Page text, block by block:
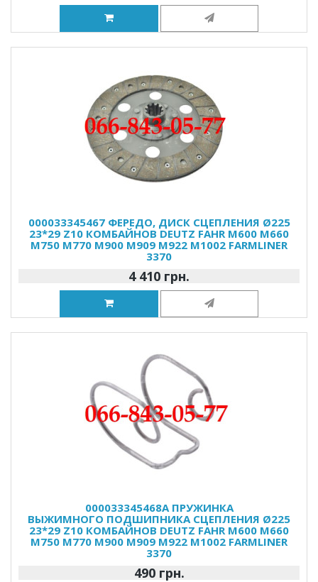
000033345467 ФЕРЕДО, ДИСК СЦЕПЛЕНИЯ Ø225
23*29 Z10 КОМБАЙНОВ DEUTZ FAHR M600 M660
M750 M770 M900 M909 M922 M1002 FARMLINER
3370
4 410 грн.
000033345468A ПРУЖИНКА
ВЫЖИМНОГО ПОДШИПНИКА СЦЕПЛЕНИЯ Ø225
23*29 Z10 КОМБАЙНОВ DEUTZ FAHR M600 M660
M750 M770 M900 M909 M922 M1002 FARMLINER
3370
490 грн.